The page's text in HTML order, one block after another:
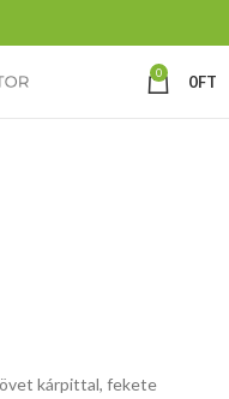
0 0FT
kárpittal, fekete